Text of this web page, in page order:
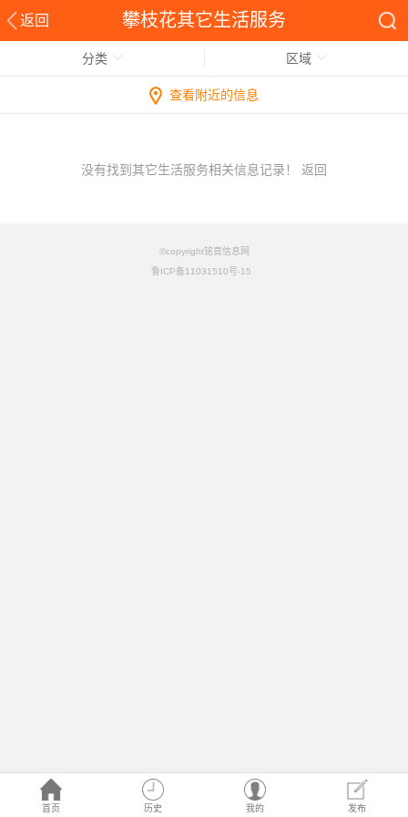
返回 攀枝花其它生活服务
首页 历史 我的 发布
分类 区域
查看附近的信息
没有找到其它生活服务相关信息记录！ 返回
©copyright铭竟信息网
鲁ICP备11031510号-15